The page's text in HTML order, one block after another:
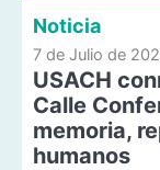
Noticia
7 de Julio de
USACH
Calle
memoria,
humanos